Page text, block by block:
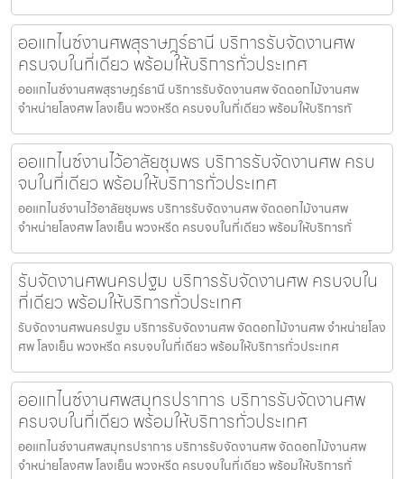
ออแกไนซ์งานศพสุราษฎร์ธานี บริการรับจัดงานศพ
ครบจบในที่เดียว พร้อมให้บริการทั่วประเทศ
ออแกไนซ์งานศพสุราษฎร์ธานี บริการรับจัดงานศพ จัดดอกไม้งานศพ
จำหน่ายโลงศพ โลงเย็น พวงหรีด ครบจบในที่เดียว พร้อมให้บริการทั
ออแกไนซ์งานไว้อาลัยชุมพร บริการรับจัดงานศพ ครบ
จบในที่เดียว พร้อมให้บริการทั่วประเทศ
ออแกไนซ์งานไว้อาลัยชุมพร บริการรับจัดงานศพ จัดดอกไม้งานศพ
จำหน่ายโลงศพ โลงเย็น พวงหรีด ครบจบในที่เดียว พร้อมให้บริการทั่
รับจัดงานศพนครปฐม บริการรับจัดงานศพ ครบจบใน
ที่เดียว พร้อมให้บริการทั่วประเทศ
รับจัดงานศพนครปฐม บริการรับจัดงานศพ จัดดอกไม้งานศพ จำหน่ายโลง
ศพ โลงเย็น พวงหรีด ครบจบในที่เดียว พร้อมให้บริการทั่วประเทศ
ออแกไนซ์งานศพสมุทรปราการ บริการรับจัดงานศพ
ครบจบในที่เดียว พร้อมให้บริการทั่วประเทศ
ออแกไนซ์งานศพสมุทรปราการ บริการรับจัดงานศพ จัดดอกไม้งานศพ
จำหน่ายโลงศพ โลงเย็น พวงหรีด ครบจบในที่เดียว พร้อมให้บริการทั่